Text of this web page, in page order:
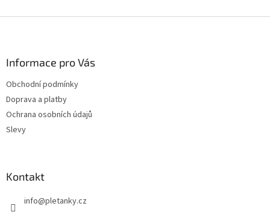
Informace pro Vás
Obchodní podmínky
Doprava a platby
Ochrana osobních údajů
Slevy
Kontakt
info@pletanky.cz